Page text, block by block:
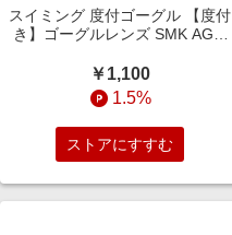
スイミング 度付ゴーグル 【度付
き】ゴーグルレンズ SMK AGL-
￥1,100
1.5%
ストアにすすむ